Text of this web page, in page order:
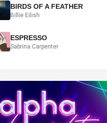
BIRDS OF A FEATHER
Billie Eilish
ESPRESSO
Sabrina Carpenter